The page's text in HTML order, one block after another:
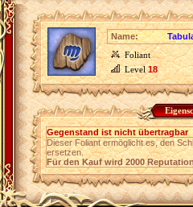
Name:
Foliant
Level18
Gegenstand ist nicht übertragbar
Dieser Foliant ermöglicht es, den
ersetzen.
Für den Kauf wird 2000